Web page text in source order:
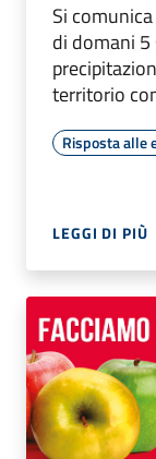
Si
di domani
territorio
Risposta alle
LEGGI DI PIÙ